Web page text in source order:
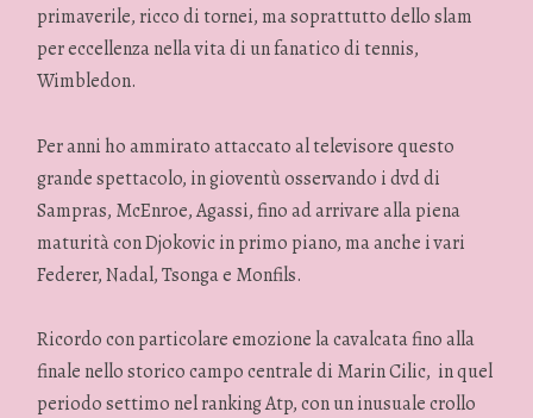
primaverile, ricco di tornei, ma soprattutto dello slam
per eccellenza nella vita di un fanatico di tennis,
Wimbledon.
Per anni ho ammirato attaccato al televisore questo
grande spettacolo, in gioventù osservando i dvd di
Sampras, McEnroe, Agassi, fino ad arrivare alla piena
maturità con Djokovic in primo piano, ma anche i vari
Federer, Nadal, Tsonga e Monfils.
Ricordo con particolare emozione la cavalcata fino alla
finale nello storico campo centrale di Marin Cilic, in quel
periodo settimo nel ranking Atp, con un inusuale crollo